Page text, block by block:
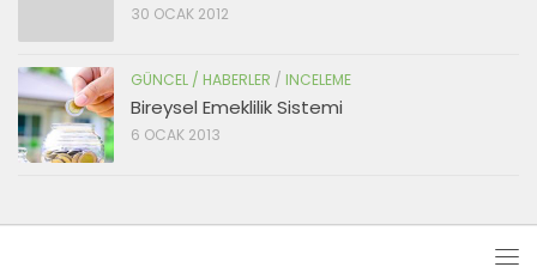
30 OCAK 2012
GÜNCEL / HABERLER / INCELEME
Bireysel Emeklilik Sistemi
6 OCAK 2013